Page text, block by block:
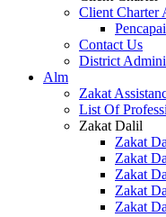
Client Charter
Contact Us
District
Alm
Zakat
List Of
Zakat Dalil
Zakat
Zakat
Zakat
Zakat
Zakat